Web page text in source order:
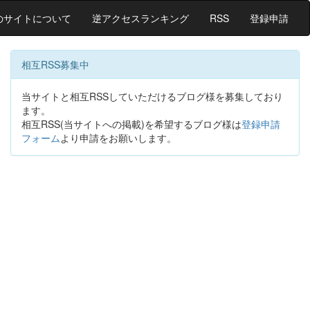
サイトについて 逆アクセスランキング RSS 登録申請
相互RSS募集中
当サイトと相互RSSしていただけるブログ様を募集しており
ます。
相互RSS(当サイトへの掲載)を希望するブログ様は登録申請
フォームより申請をお願いします。